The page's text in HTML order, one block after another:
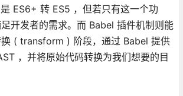
ES6+ 转 ES5 ，但若只有这一个功
开发者的需求。而 Babel 插件机制则能
( transform ) 阶段，通过 Babel 提供
，并将原始代码转换为我们想要的目